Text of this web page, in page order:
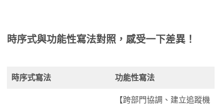
時序式與功能性寫法對照，感受一下差異！
時序式寫法 功能性寫法
【跨部門協調、建立追蹤機